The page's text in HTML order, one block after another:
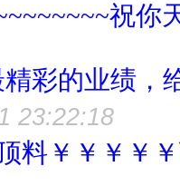
祝你
彩的业绩，
23:22:18
料￥￥￥￥